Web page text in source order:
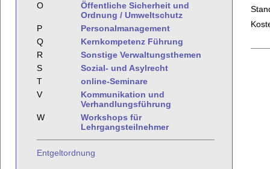
O
Öffentliche Sicherheit und
Ordnung / Umweltschutz
P
Personalmanagement
Q
Kernkompetenz Führung
R
Sonstige Verwaltungsthemen
S
Sozial- und Asylrecht
T
online-Seminare
V
Kommunikation und
Verhandlungsführung
W
Workshops für
Lehrgangsteilnehmer
Entgeltordnung